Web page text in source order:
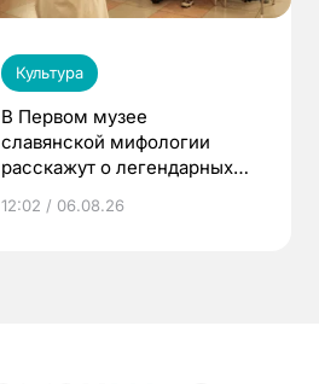
Культура
В Первом музее
славянской мифологии
расскажут о легендарных
12:02 / 06.08.26